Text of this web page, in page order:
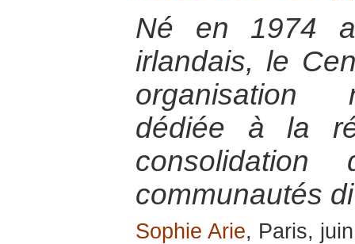
Né en 1974
irlandais, le
organisation
dédiée à la
communautés
Sophie Arie, Paris,